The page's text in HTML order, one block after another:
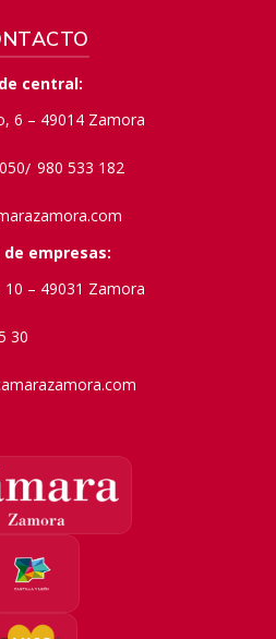
central:
6 – 49014 Zamora
/ 980 533 182
de empresas:
10 – 49031 Zamora
30